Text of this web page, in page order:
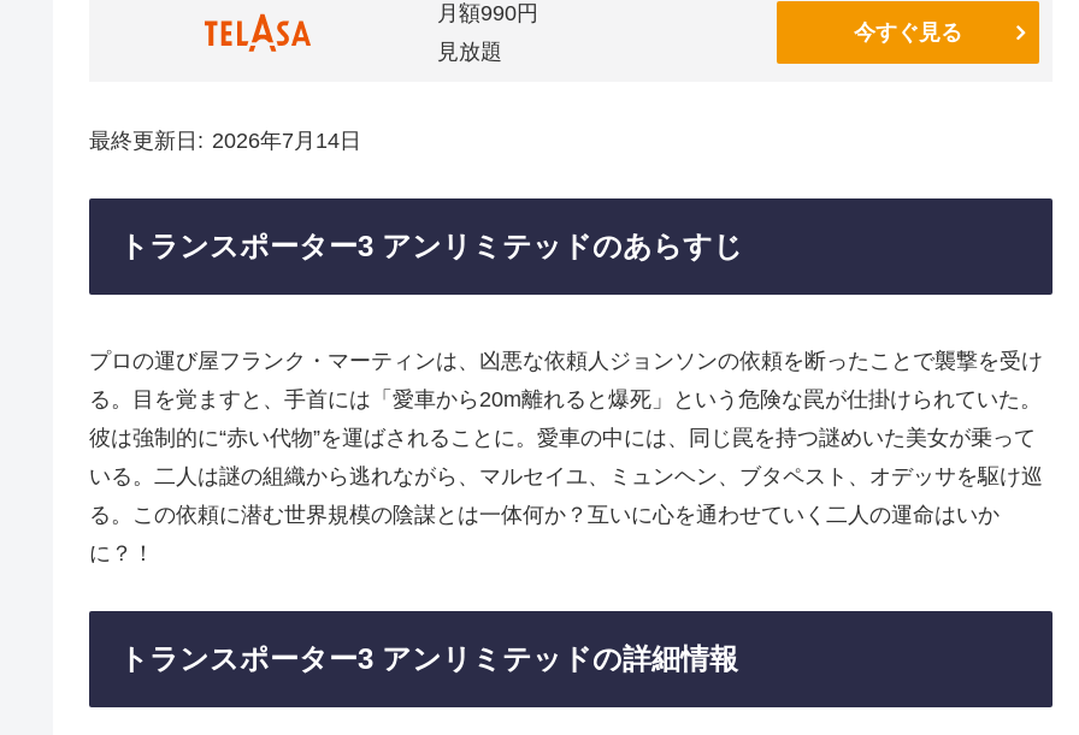
月額990円
見放題
今すぐ見る
最終更新日 2026年7月14日
トランスポーター3 アンリミテッドのあらすじ
プロの運び屋フランク・マーティンは、凶悪な依頼人ジョンソンの依頼を断ったことで襲撃を受け
る。目を覚ますと、手首には「愛車から20m離れると爆死」という危険な罠が仕掛けられていた。
彼は強制的に“赤い代物”を運ばされることに。愛車の中には、同じ罠を持つ謎めいた美女が乗って
いる。二人は謎の組織から逃れながら、マルセイユ、ミュンヘン、ブタペスト、オデッサを駆け巡
る。この依頼に潜む世界規模の陰謀とは一体何か？互いに心を通わせていく二人の運命はいか
に？！
トランスポーター3 アンリミテッドの詳細情報